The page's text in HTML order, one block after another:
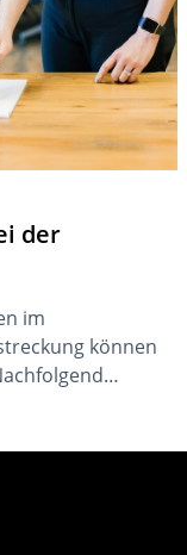
der
im
können
was Sie gegen